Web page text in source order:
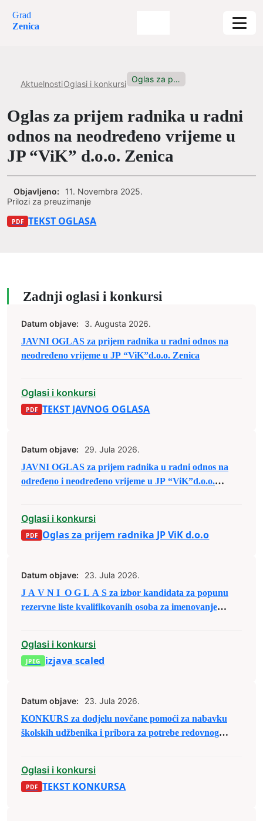
Grad
Zenica
AktuelnostiOglasi i konkursi Oglas za prijem radnika u...
Oglas za prijem radnika u radni
odnos na neodređeno vrijeme u
JP “ViK” d.o.o. Zenica
Prilozi za preuzimanje
TEKST OGLASA
Objavljeno: 11. Novembra 2025.
Zadnji oglasi i konkursi
Datum objave:
3. Augusta 2026.
JAVNI OGLAS za prijem radnika u radni odnos na
neodređeno vrijeme u JP “ViK”d.o.o. Zenica
Oglasi i konkursi
TEKST JAVNOG OGLASA
Datum objave:
29. Jula 2026.
JAVNI OGLAS za prijem radnika u radni odnos na
određeno i neodređeno vrijeme u JP “ViK”d.o.o.
Oglasi i konkursi
Oglas za prijem radnika JP ViK d.o.o
Datum objave:
23. Jula 2026.
J A V N I O G L A S za izbor kandidata za popunu
rezervne liste kvalifikovanih osoba za imenovanje
Oglasi i konkursi
izjava scaled
Datum objave:
23. Jula 2026.
KONKURS za dodjelu novčane pomoći za nabavku
školskih udžbenika i pribora za potrebe redovnog
Oglasi i konkursi
TEKST KONKURSA